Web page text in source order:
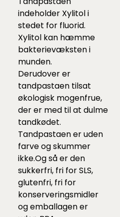
indeholder Xylitol i
stedet for fluorid.
Xylitol kan hæmme
bakterievæksten i
munden.
Derudover er
tandpastaen tilsat
økologisk mogenfrue,
der er med til at dulme
tandkødet.
Tandpastaen er uden
farve og skummer
ikke.Og så er den
sukkerfri, fri for SLS,
glutenfri, fri for
konserveringsmidler
og emballagen er